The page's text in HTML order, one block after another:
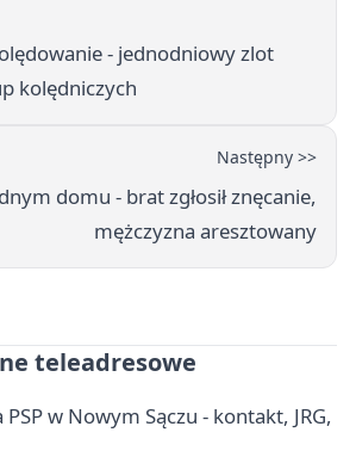
- jednodniowy zlot
kolędniczych
Następny >>
domu - brat zgłosił znęcanie,
mężczyzna aresztowany
teleadresowe
w Nowym Sączu - kontakt, JRG,